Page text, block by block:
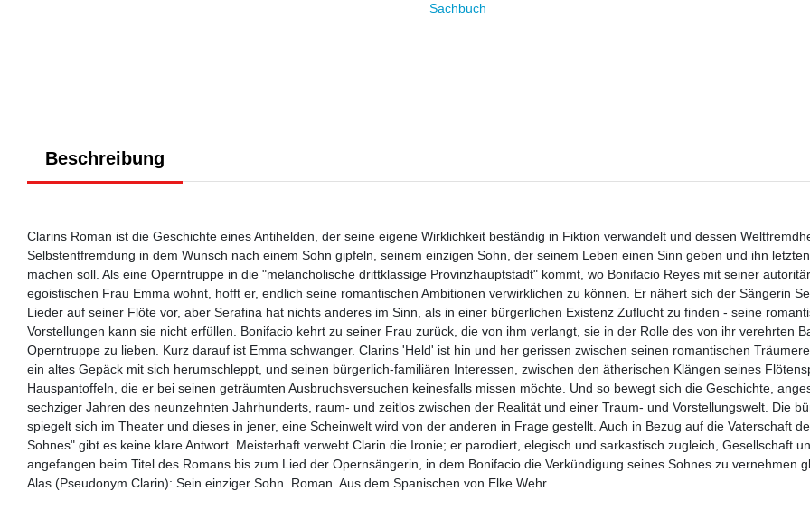
Sachbuch
Beschreibung
Clarins Roman ist die Geschichte eines Antihelden, der seine eigene Wirklichkeit beständig in Fiktion verwandelt und dessen
Selbstentfremdung in dem Wunsch nach einem Sohn gipfeln, seinem einzigen Sohn, der seinem Leben einen Sinn geben und ihn
machen soll. Als eine Operntruppe in die "melancholische drittklassige Provinzhauptstadt" kommt, wo Bonifacio Reyes mit seiner
egoistischen Frau Emma wohnt, hofft er, endlich seine romantischen Ambitionen verwirklichen zu können. Er nähert sich der Sängerin
Lieder auf seiner Flöte vor, aber Serafina hat nichts anderes im Sinn, als in einer bürgerlichen Existenz Zuflucht zu finden - seine
Vorstellungen kann sie nicht erfüllen. Bonifacio kehrt zu seiner Frau zurück, die von ihm verlangt, sie in der Rolle des von ihr verehrten
Operntruppe zu lieben. Kurz darauf ist Emma schwanger. Clarins 'Held' ist hin und her gerissen zwischen seinen romantischen
ein altes Gepäck mit sich herumschleppt, und seinen bürgerlich-familiären Interessen, zwischen den ätherischen Klängen seines
Hauspantoffeln, die er bei seinen geträumten Ausbruchsversuchen keinesfalls missen möchte. Und so bewegt sich die Geschichte,
sechziger Jahren des neunzehnten Jahrhunderts, raum- und zeitlos zwischen der Realität und einer Traum- und Vorstellungswelt. Die
spiegelt sich im Theater und dieses in jener, eine Scheinwelt wird von der anderen in Frage gestellt. Auch in Bezug auf die Vaterschaft
Sohnes" gibt es keine klare Antwort. Meisterhaft verwebt Clarin die Ironie; er parodiert, elegisch und sarkastisch zugleich, Gesellschaft
angefangen beim Titel des Romans bis zum Lied der Opernsängerin, in dem Bonifacio die Verkündigung seines Sohnes zu vernehmen
Alas (Pseudonym Clarin): Sein einziger Sohn. Roman. Aus dem Spanischen von Elke Wehr.